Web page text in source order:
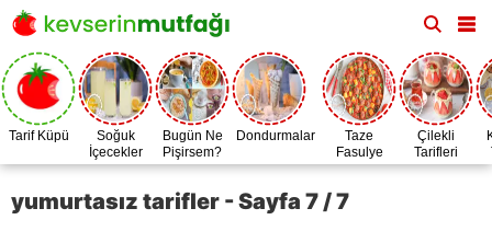
Tarif Küpü
Soğuk
İçecekler
Bugün Ne
Pişirsem?
Dondurmalar
Taze
Fasulye
Zamanı
Çilekli
Tarifleri
yumurtasız tarifler - Sayfa 7 / 7